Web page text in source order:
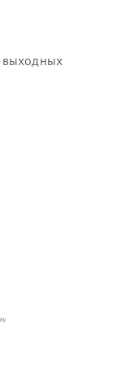
выходных